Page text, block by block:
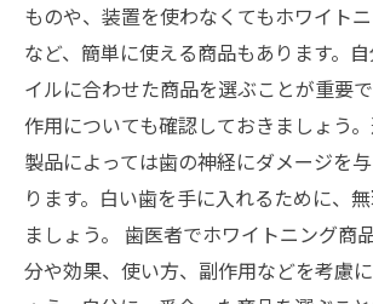
ものや、装置を使わなくてもホワイト
など、簡単に使える商品もあります。
イルに合わせた商品を選ぶことが重要
作用についても確認しておきましょう。
製品によっては歯の神経にダメージを
ります。白い歯を手に入れるために、
ましょう。 歯医者でホワイトニング商
分や効果、使い方、副作用などを考慮